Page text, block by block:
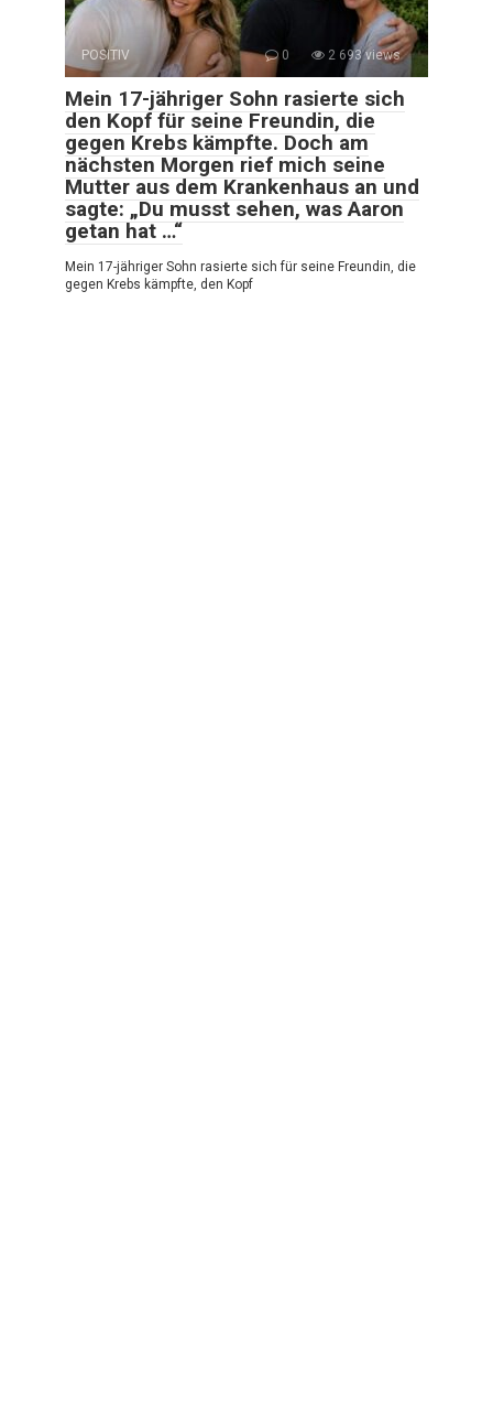
POSITIV 0 2 693 views
Mein 17-jähriger Sohn rasierte sich
den Kopf für seine Freundin, die
gegen Krebs kämpfte. Doch am
nächsten Morgen rief mich seine
Mutter aus dem Krankenhaus an und
sagte: „Du musst sehen, was Aaron
getan hat …“
Mein 17-jähriger Sohn rasierte sich für seine Freundin, die
gegen Krebs kämpfte, den Kopf